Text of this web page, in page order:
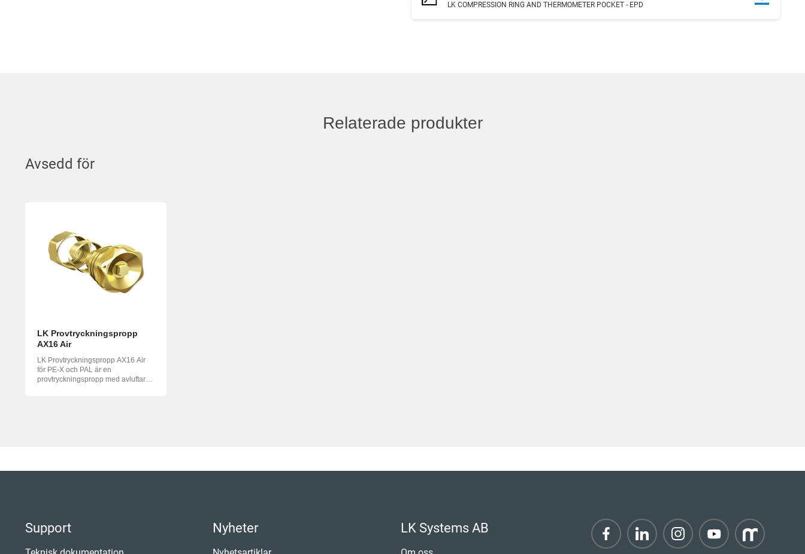
LK COMPRESSION RING AND THERMOMETER POCKET - EPD
Relaterade produkter
Avsedd för
LK Provtryckningspropp
AX16 Air
LK Provtryckningspropp AX16 Air
för PE-X och PAL är en
provtryckningspropp med avluftare
Support Nyheter LK Systems AB